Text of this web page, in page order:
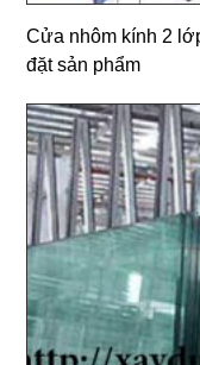
Cửa nhôm kính 2
đặt sản phẩm